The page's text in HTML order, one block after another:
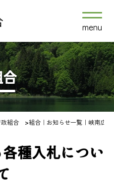
menu
組合 >組合｜お知らせ一覧｜峡南広域
種入札につい